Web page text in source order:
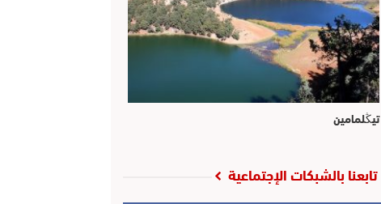
تيڭلمامين
تابعنا بالشبكات الإجتماعية